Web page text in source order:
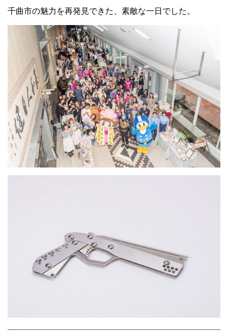
千曲市の魅力を再発見できた、素敵な一日でした。